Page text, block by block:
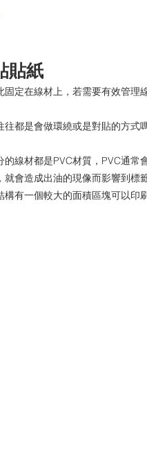
貼紙
定在線材上，若需要有效管理
都是會做環繞或是對貼的方式
的線材都是PVC材質，PVC通
就會造成出油的現像而影響到
有一個較大的面積區塊可以印